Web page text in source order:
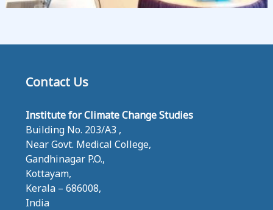
Contact Us
Institute for Climate Change Studies
Building No. 203/A3 ,
Near Govt. Medical College,
Gandhinagar P.O.,
Kottayam,
Kerala – 686008,
India